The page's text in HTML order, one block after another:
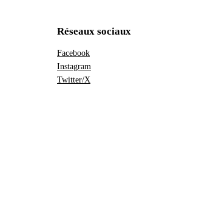
Réseaux sociaux
Facebook
Instagram
Twitter/X